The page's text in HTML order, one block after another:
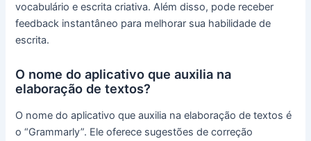
vocabulário e escrita criativa. Além disso, pode receber
feedback instantâneo para melhorar sua habilidade de
escrita.
O nome do aplicativo que auxilia na
elaboração de textos?
O nome do aplicativo que auxilia na elaboração de textos é
o “Grammarly”. Ele oferece sugestões de correção